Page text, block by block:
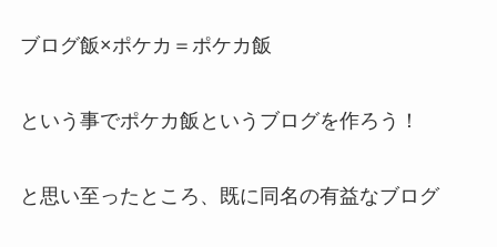
ブログ飯×ポケカ＝ポケカ飯
という事でポケカ飯というブログを作ろう！
と思い至ったところ、既に同名の有益なブログ